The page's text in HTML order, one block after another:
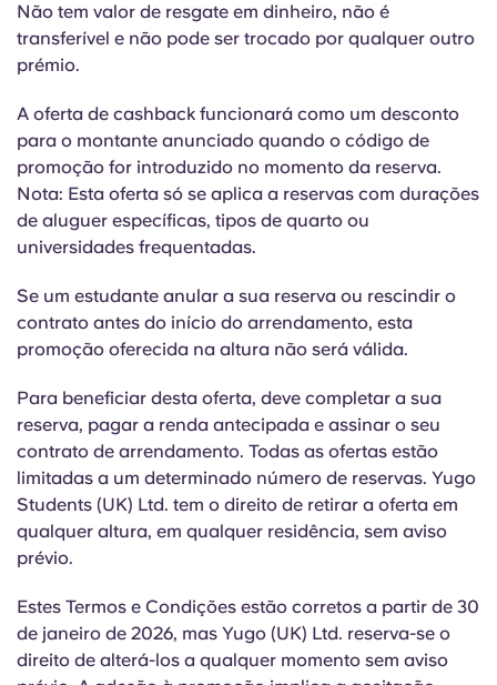
French
Não tem valor de resgate em dinheiro, não é
transferível e não pode ser trocado por qualquer outro
prémio.
A oferta de cashback funcionará como um desconto
para o montante anunciado quando o código de
promoção for introduzido no momento da reserva.
Nota: Esta oferta só se aplica a reservas com durações
de aluguer específicas, tipos de quarto ou
universidades frequentadas.
Se um estudante anular a sua reserva ou rescindir o
contrato antes do início do arrendamento, esta
promoção oferecida na altura não será válida.
Para beneficiar desta oferta, deve completar a sua
reserva, pagar a renda antecipada e assinar o seu
contrato de arrendamento. Todas as ofertas estão
limitadas a um determinado número de reservas. Yugo
Students (UK) Ltd. tem o direito de retirar a oferta em
qualquer altura, em qualquer residência, sem aviso
prévio.
Estes Termos e Condições estão corretos a partir de 30
de janeiro de 2026, mas Yugo (UK) Ltd. reserva-se o
direito de alterá-los a qualquer momento sem aviso